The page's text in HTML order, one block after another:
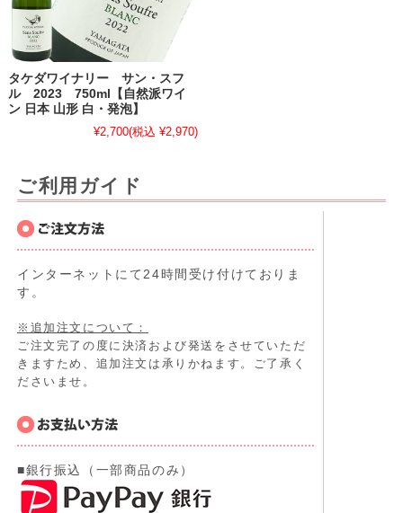
タケダワイナリー サン・スフ
ル 2023 750ml【自然派ワイ
ン 日本 山形 白・発泡】
¥2,700(税込 ¥2,970)
ご利用ガイド
インターネットにて24時間受け付けておりま
す。
※追加注文について：
ご注文完了の度に決済および発送をさせていただ
きますため、追加注文は承りかねます。ご了承く
ださいませ。
■銀行振込（一部商品のみ）